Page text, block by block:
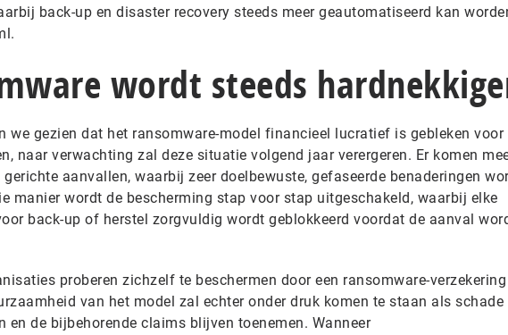
back-up en disaster recovery steeds meer geautomatiseerd kan
wordt steeds
we gezien dat het ransomware-model financieel lucratief is gebleken voor
naar verwachting zal deze situatie volgend jaar verergeren. Er komen
gerichte aanvallen, waarbij zeer doelbewuste, gefaseerde benaderingen
manier wordt de bescherming stap voor stap uitgeschakeld, waarbij elke
back-up of herstel zorgvuldig wordt geblokkeerd voordat de aanval
proberen zichzelf te beschermen door een ransomware-
van het model zal echter onder druk komen te staan als schade
en de bijbehorende claims blijven toenemen. Wanneer